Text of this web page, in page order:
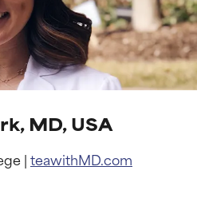
MD, USA
|teawithMD.com